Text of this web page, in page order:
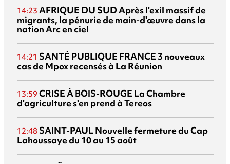
14:23 AFRIQUE DU SUDAprès l'exil massif de
migrants, la pénurie de main-d'œuvre dans la
nation Arc en ciel
14:21 SANTÉ PUBLIQUE FRANCE 3 nouveaux
cas de Mpox recensés à La Réunion
13:59 CRISE À BOIS-ROUGE La Chambre
d'agriculture s'en prend à Tereos
12:48 SAINT-PAULNouvelle fermeture du Cap
Lahoussaye du 10 au 15 août